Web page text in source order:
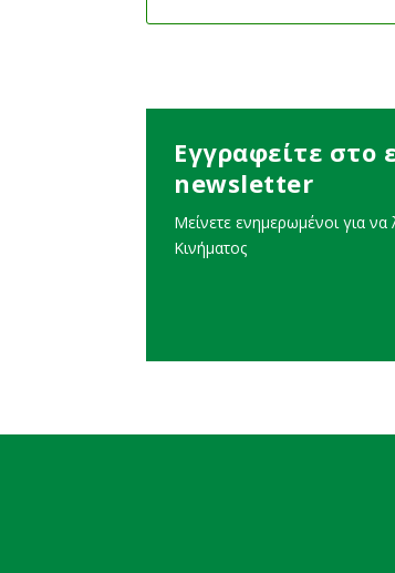
Εγγραφείτε στο
newsletter
Μείνετε ενημερωμένοι για να
Κινήματος